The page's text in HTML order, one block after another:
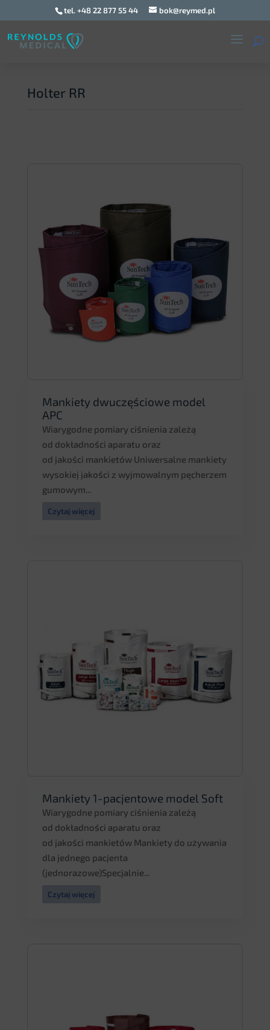
tel. +48 22 877 55 44 bok@reymed.pl
Holter RR
Mankiety dwuczęściowe model
APC
Wiarygodne pomiary ciśnienia zależą
od dokładności aparatu oraz
od jakości mankietów Uniwersalne mankiety
wysokiej jakości z wyjmowalnym pęcherzem
gumowym...
Czytaj więcej
Mankiety 1-pacjentowe model Soft
Wiarygodne pomiary ciśnienia zależą
od dokładności aparatu oraz
od jakości mankietów Mankiety do używania
dla jednego pacjenta
(jednorazowe)Specjalnie...
Czytaj więcej